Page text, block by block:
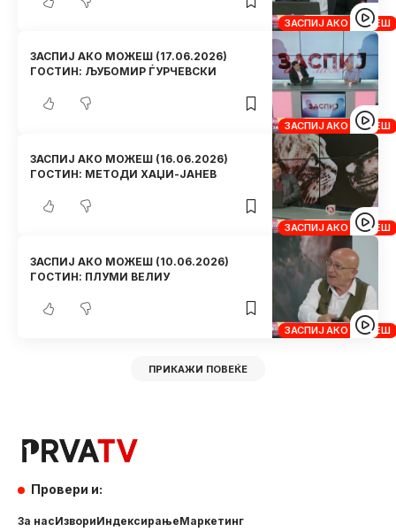
ЗАСПИЈ АКО МОЖЕШ
ЗАСПИЈ АКО МОЖЕШ
ЗАСПИЈ АКО МОЖЕШ (17.06.2026)
ГОСТИН: ЉУБОМИР ЃУРЧЕВСКИ
ЗАСПИЈ АКО МОЖЕШ
ЗАСПИЈ АКО МОЖЕШ (16.06.2026)
ГОСТИН: МЕТОДИ ХАЏИ-ЈАНЕВ
ЗАСПИЈ АКО МОЖЕШ
ЗАСПИЈ АКО МОЖЕШ (10.06.2026)
ГОСТИН: ПЛУМИ ВЕЛИУ
ПРИКАЖИ ПОВЕЌЕ
Провери и:
За насИзвориИндексирањеМаркетинг